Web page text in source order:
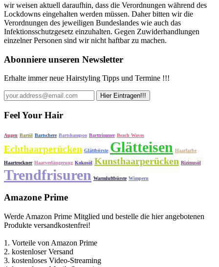
wir weisen aktuell daraufhin, dass die Verordnungen während des
Lockdowns eingehalten werden müssen. Daher bitten wir die
Verordnungen des jeweiligen Bundeslandes wie auch das
Infektionsschutzgesetz einzuhalten. Gegen Zuwiderhandlungen
einzelner Personen sind wir nicht haftbar zu machen.
Abonniere unseren Newsletter
Erhalte immer neue Hairstyling Tipps und Termine !!!
Feel Your Hair
Augen Bartöl Bartschere Bartshampoo Barttrimmer Beach Waves
Echthaarperücken Glättbürste Glätteisen Haarfarbe
Haartrockner Haarverlängerung Kokosöl Kunsthaarperücken Rizinusöl
Trendfrisuren Warmluftbürste Wimpern
Amazone Prime
Werde Amazon Prime Mitglied und bestelle die hier angebotenen
Produkte versandkostenfrei!
1. Vorteile von Amazon Prime
2. kostenloser Versand
3. kostenloses Video-Streaming